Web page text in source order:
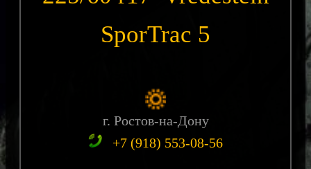
SporTrac 5
г. Ростов-на-Дону
+7 (918) 553-08-56